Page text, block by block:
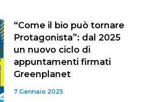
“Come il bio può tornare
Protagonista”: dal 2025
un nuovo ciclo di
appuntamenti firmati
Greenplanet
7 Gennaio 2025